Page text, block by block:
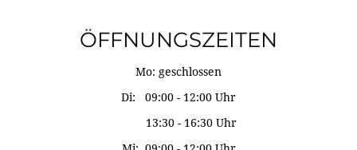
ÖFFNUNGSZEITEN
Mo: geschlossen
Di: 09:00 - 12:00 Uhr
13:30 - 16:30 Uhr